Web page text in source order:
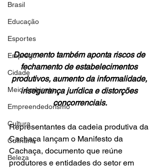
Brasil
Educação
Esportes
Emprego
Cidade
Meio Ambiente
Empreendedorismo
Cultura
Culinária
Beleza
Documento também aponta riscos de
fechamento de estabelecimentos
produtivos, aumento da informalidade,
insegurança jurídica e distorções
concorrenciais.
Representantes da cadeia produtiva da
Cachaça lançam o Manifesto da
Cachaça, documento que reúne
produtores e entidades do setor em